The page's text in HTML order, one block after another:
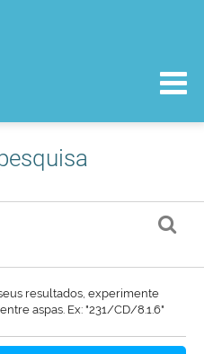
resultados, experimente
aspas. Ex: "231/CD/8.1.6"